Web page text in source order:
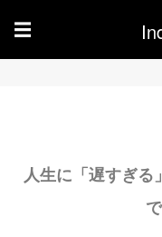
☰
人生に「遅すぎ